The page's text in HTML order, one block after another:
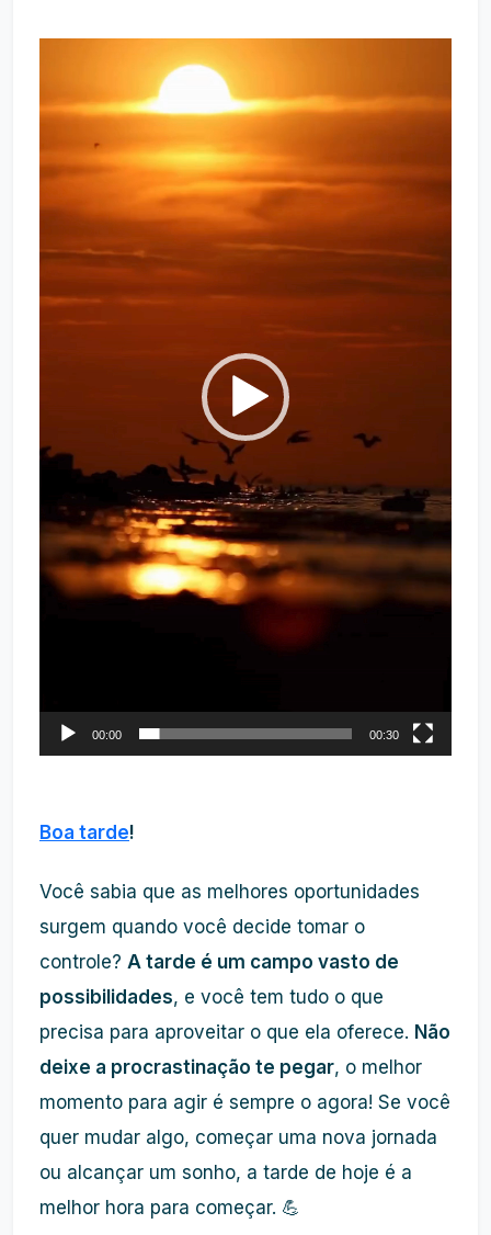
00:00 00:30
Boa tarde!
Você sabia que as melhores oportunidades
surgem quando você decide tomar o
controle? A tarde é um campo vasto de
possibilidades, e você tem tudo o que
precisa para aproveitar o que ela oferece. Não
deixe a procrastinação te pegar, o melhor
momento para agir é sempre o agora! Se você
quer mudar algo, começar uma nova jornada
ou alcançar um sonho, a tarde de hoje é a
melhor hora para começar. 💪